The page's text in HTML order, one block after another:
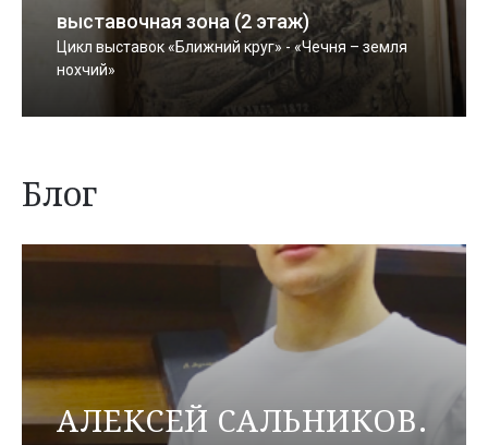
выставочная зона (2 этаж)
Цикл выставок «Ближний круг» - «Чечня – земля
нохчий»
Блог
АЛЕКСЕЙ САЛЬНИКОВ.